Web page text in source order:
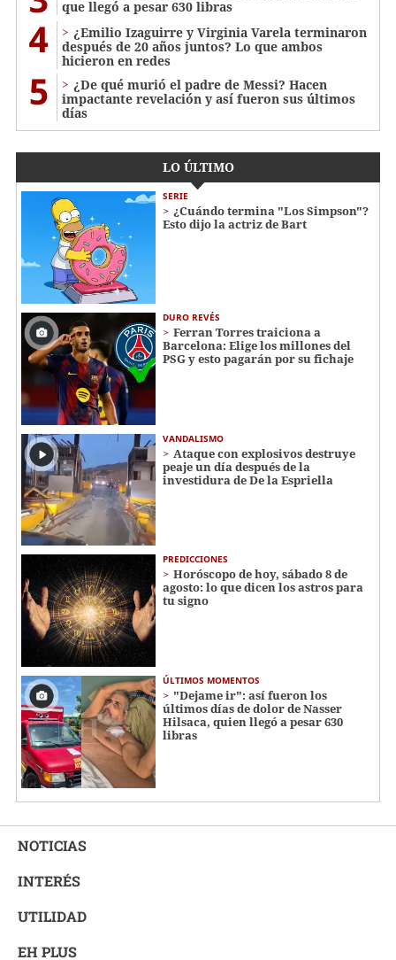
que llegó a pesar 630 libras
4
¿Emilio Izaguirre y Virginia Varela terminaron
después de 20 años juntos? Lo que ambos
hicieron en redes
5
¿De qué murió el padre de Messi? Hacen
impactante revelación y así fueron sus últimos
días
LO ÚLTIMO
SERIE
¿Cuándo termina "Los Simpson"?
Esto dijo la actriz de Bart
DURO REVÉS
Ferran Torres traiciona a
Barcelona: Elige los millones del
PSG y esto pagarán por su fichaje
VANDALISMO
Ataque con explosivos destruye
peaje un día después de la
investidura de De la Espriella
PREDICCIONES
Horóscopo de hoy, sábado 8 de
agosto: lo que dicen los astros para
tu signo
ÚLTIMOS MOMENTOS
"Dejame ir": así fueron los
últimos días de dolor de Nasser
Hilsaca, quien llegó a pesar 630
libras
NOTICIAS
INTERÉS
UTILIDAD
EH PLUS